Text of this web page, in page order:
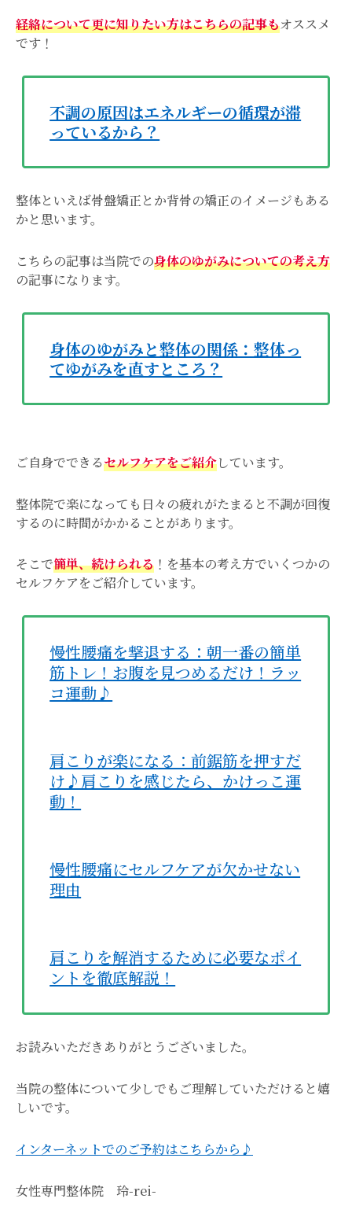
経絡について更に知りたい方はこちらの記事もオススメ
です！
不調の原因はエネルギーの循環が滞
っているから？
整体といえば骨盤矯正とか背骨の矯正のイメージもある
かと思います。
こちらの記事は当院での身体のゆがみについての考え方
の記事になります。
身体のゆがみと整体の関係：整体っ
てゆがみを直すところ？
ご自身でできるセルフケアをご紹介しています。
整体院で楽になっても日々の疲れがたまると不調が回復
するのに時間がかかることがあります。
そこで簡単、続けられる ！を基本の考え方でいくつかの
セルフケアをご紹介しています。
慢性腰痛を撃退する：朝一番の簡単
筋トレ！お腹を見つめるだけ！ラッ
コ運動♪
肩こりが楽になる：前鋸筋を押すだ
け♪肩こりを感じたら、かけっこ運
動！
慢性腰痛にセルフケアが欠かせない
理由
肩こりを解消するために必要なポイ
ントを徹底解説！
お読みいただきありがとうございました。
当院の整体について少しでもご理解していただけると嬉
しいです。
インターネットでのご予約はこちらから♪
女性専門整体院 玲-rei-